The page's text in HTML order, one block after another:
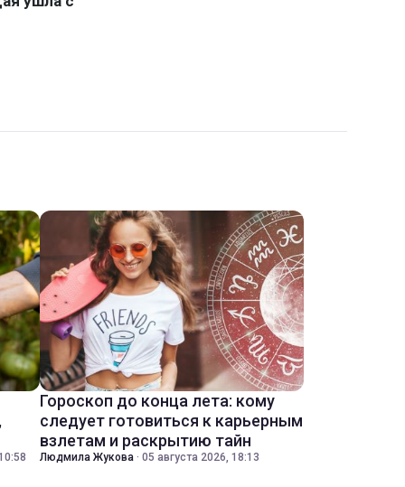
Гороскоп до конца лета: кому
следует готовиться к карьерным
взлетам и раскрытию тайн
Людмила Жукова · 05 августа 2026, 18:13